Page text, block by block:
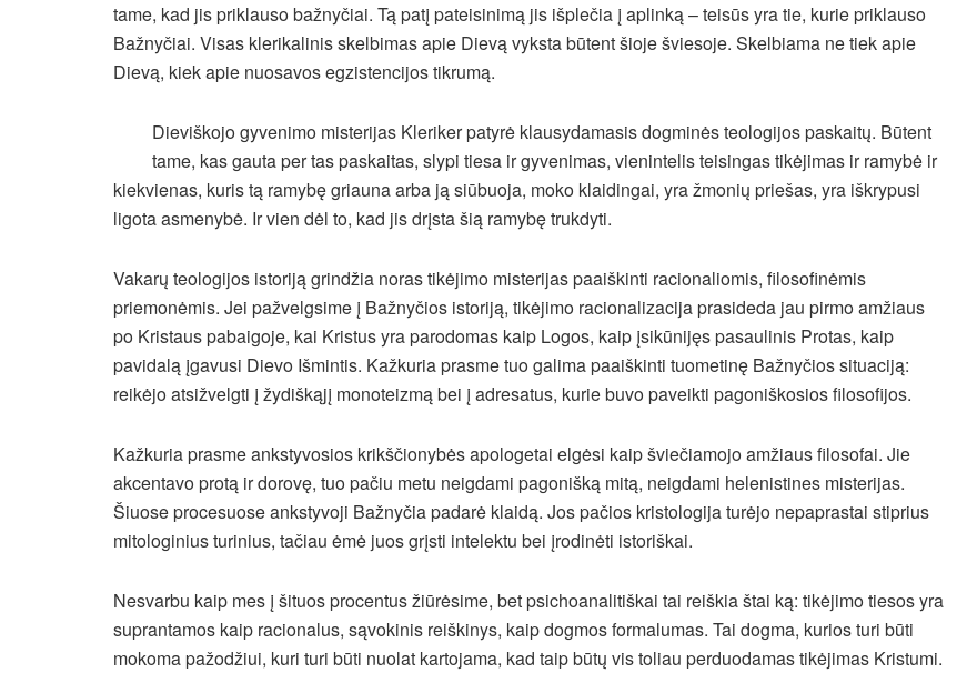
tame, kad jis priklauso bažnyčiai. Tą patį pateisinimą jis išplečia į aplinką – teisūs yra tie, kurie priklauso
Bažnyčiai. Visas klerikalinis skelbimas apie Dievą vyksta būtent šioje šviesoje. Skelbiama ne tiek apie
Dievą, kiek apie nuosavos egzistencijos tikrumą.
Dieviškojo gyvenimo misterijas Kleriker patyrė klausydamasis dogminės teologijos paskaitų. Būtent
tame, kas gauta per tas paskaitas, slypi tiesa ir gyvenimas, vienintelis teisingas tikėjimas ir ramybė ir
kiekvienas, kuris tą ramybę griauna arba ją siūbuoja, moko klaidingai, yra žmonių priešas, yra iškrypusi
ligota asmenybė. Ir vien dėl to, kad jis drįsta šią ramybę trukdyti.
Vakarų teologijos istoriją grindžia noras tikėjimo misterijas paaiškinti racionaliomis, filosofinėmis
priemonėmis. Jei pažvelgsime į Bažnyčios istoriją, tikėjimo racionalizacija prasideda jau pirmo amžiaus
po Kristaus pabaigoje, kai Kristus yra parodomas kaip Logos, kaip įsikūnijęs pasaulinis Protas, kaip
pavidalą įgavusi Dievo Išmintis. Kažkuria prasme tuo galima paaiškinti tuometinę Bažnyčios situaciją:
reikėjo atsižvelgti į žydiškąjį monoteizmą bei į adresatus, kurie buvo paveikti pagoniškosios filosofijos.
Kažkuria prasme ankstyvosios krikščionybės apologetai elgėsi kaip šviečiamojo amžiaus filosofai. Jie
akcentavo protą ir dorovę, tuo pačiu metu neigdami pagonišką mitą, neigdami helenistines misterijas.
Šiuose procesuose ankstyvoji Bažnyčia padarė klaidą. Jos pačios kristologija turėjo nepaprastai stiprius
mitologinius turinius, tačiau ėmė juos grįsti intelektu bei įrodinėti istoriškai.
Nesvarbu kaip mes į šituos procentus žiūrėsime, bet psichoanalitiškai tai reiškia štai ką: tikėjimo tiesos yra
suprantamos kaip racionalus, sąvokinis reiškinys, kaip dogmos formalumas. Tai dogma, kurios turi būti
mokoma pažodžiui, kuri turi būti nuolat kartojama, kad taip būtų vis toliau perduodamas tikėjimas Kristumi.